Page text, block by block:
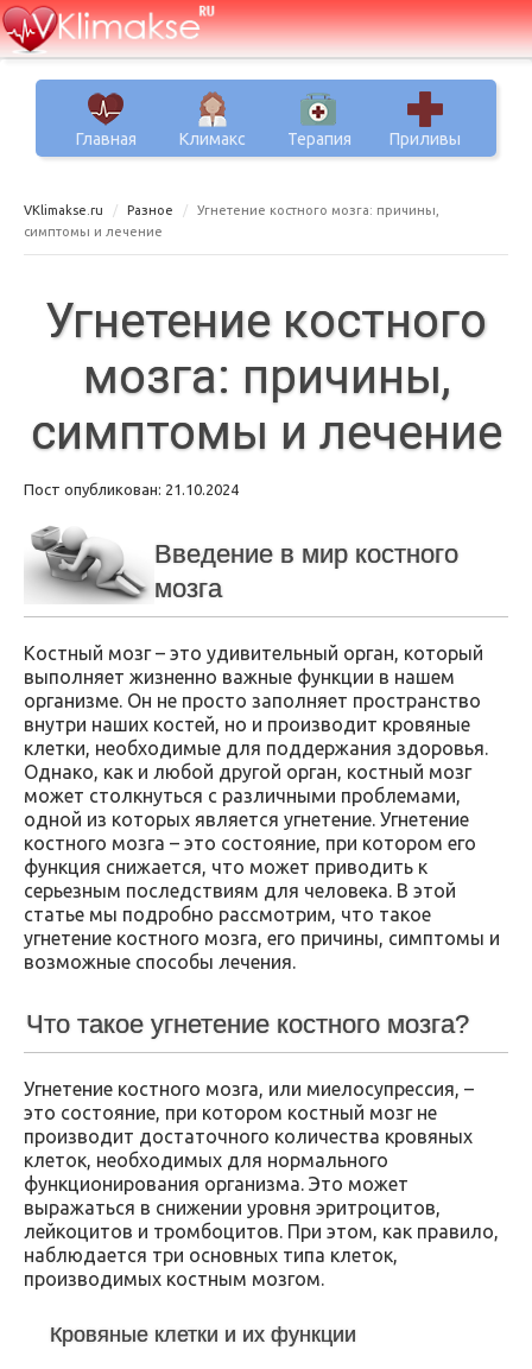
Главная Климакс Терапия Приливы
VKlimakse.ru Разное
Угнетение костного мозга: причины,
симптомы и лечение
Угнетение костного
мозга: причины,
симптомы и лечение
Пост опубликован: 21.10.2024
Введение в мир костного
мозга
Костный мозг – это удивительный орган, который
выполняет жизненно важные функции в нашем
организме. Он не просто заполняет пространство
внутри наших костей, но и производит кровяные
клетки, необходимые для поддержания здоровья.
Однако, как и любой другой орган, костный мозг
может столкнуться с различными проблемами,
одной из которых является угнетение. Угнетение
костного мозга – это состояние, при котором его
функция снижается, что может приводить к
серьезным последствиям для человека. В этой
статье мы подробно рассмотрим, что такое
угнетение костного мозга, его причины, симптомы и
возможные способы лечения.
Что такое угнетение костного мозга?
Угнетение костного мозга, или миелосупрессия, –
это состояние, при котором костный мозг не
производит достаточного количества кровяных
клеток, необходимых для нормального
функционирования организма. Это может
выражаться в снижении уровня эритроцитов,
лейкоцитов и тромбоцитов. При этом, как правило,
наблюдается три основных типа клеток,
производимых костным мозгом.
Кровяные клетки и их функции